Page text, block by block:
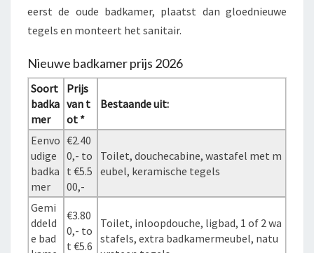
eerst de oude badkamer, plaatst dan gloednieuwe
tegels en monteert het sanitair.
Nieuwe badkamer prijs 2026
Soort
badka
mer
Prijs
van t
ot *
Bestaande uit:
Eenvo
udige
badka
mer
€2.40
0,- to
t €5.5
00,-
Toilet, douchecabine, wastafel met m
eubel, keramische tegels
Gemi
ddeld
e bad
€3.80
0,- to
t €5.6
Toilet, inloopdouche, ligbad, 1 of 2 wa
stafels, extra badkamermeubel, natu